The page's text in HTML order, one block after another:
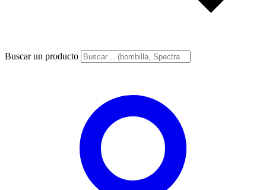
Buscar un producto